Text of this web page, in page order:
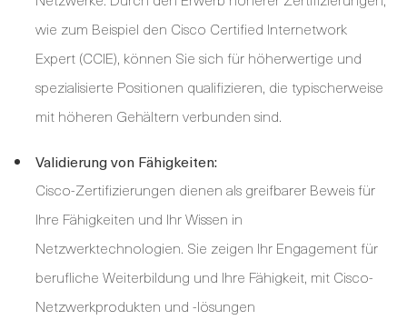
wie zum Beispiel den Cisco Certified Internetwork
Expert (CCIE), können Sie sich für höherwertige und
spezialisierte Positionen qualifizieren, die typischerweise
mit höheren Gehältern verbunden sind.
Validierung von Fähigkeiten:
Cisco-Zertifizierungen dienen als greifbarer Beweis für
Ihre Fähigkeiten und Ihr Wissen in
Netzwerktechnologien. Sie zeigen Ihr Engagement für
berufliche Weiterbildung und Ihre Fähigkeit, mit Cisco-
Netzwerkprodukten und -lösungen